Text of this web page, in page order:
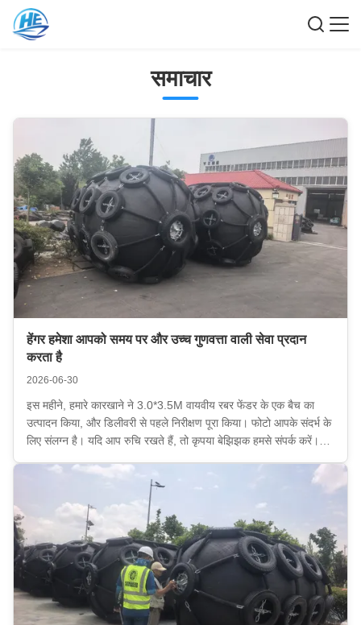
समाचार
हेंगर हमेशा आपको समय पर और उच्च गुणवत्ता वाली सेवा प्रदान
करता है
2026-06-30
इस महीने, हमारे कारखाने ने 3.0*3.5M वायवीय रबर फेंडर के एक बैच का
उत्पादन किया, और डिलीवरी से पहले निरीक्षण पूरा किया। फोटो आपके संदर्भ के
लिए संलग्न है। यदि आप रुचि रखते हैं, तो कृपया बेझिझक हमसे संपर्क करें।
बोया, एयरबैग, बोलार्ड ...